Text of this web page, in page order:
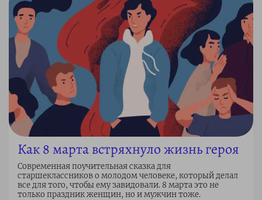
Как 8 марта встряхнуло жизнь героя
Современная поучительная сказка для
старшеклассников о молодом человеке, который делал
все для того, чтобы ему завидовали. 8 марта это не
только праздник женщин, но и мужчин тоже.